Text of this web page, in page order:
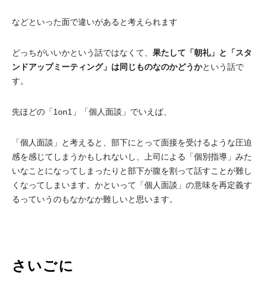
などといった面で違いがあると考えられます
どっちがいいかという話ではなくて、 果たして「朝礼」と「スタ
ンドアップミーティング」は同じものなのかどうかという話で
す。
先ほどの「1on1」「個人面談」でいえば、
「個人面談」と考えると、部下にとって面接を受けるような圧迫
感を感じてしまうかもしれないし、上司による「個別指導」みた
いなことになってしまったりと部下が腹を割って話すことが難し
くなってしまいます。かといって「個人面談」の意味を再定義す
るっていうのもなかなか難しいと思います。
さいごに